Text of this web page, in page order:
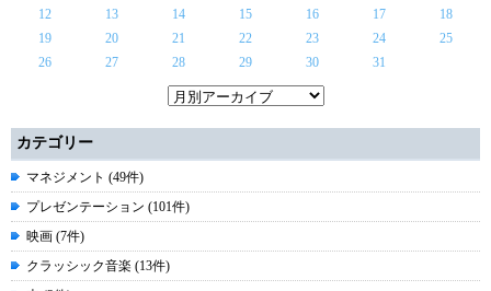
12
13 14 15 16 17
18
19
20 21 22 23 24
25
26
27 28 29 30 31
カテゴリー
マネジメント (49件)
プレゼンテーション (101件)
映画 (7件)
クラッシック音楽 (13件)